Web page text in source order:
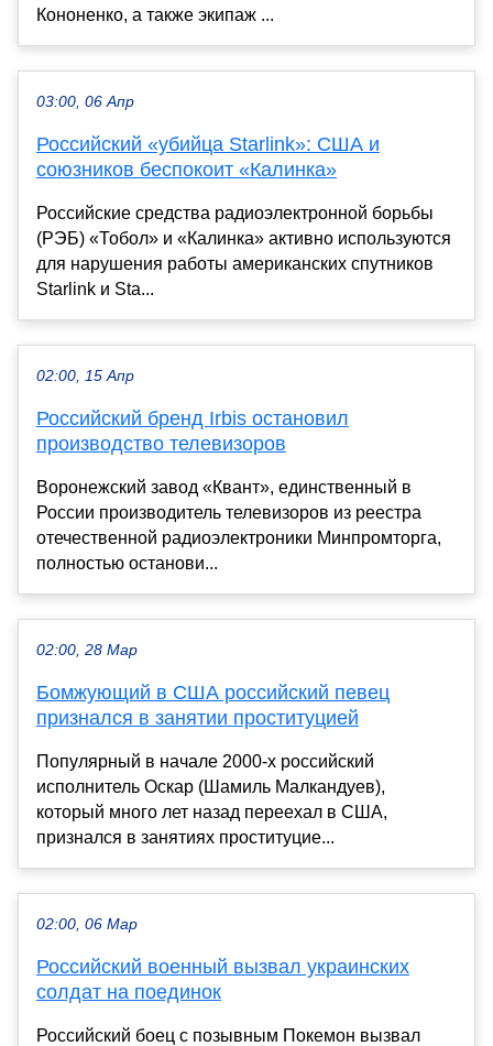
Кононенко, а также экипаж ...
03:00, 06 Апр
Российский «убийца Starlink»: США и
союзников беспокоит «Калинка»
Российские средства радиоэлектронной борьбы
(РЭБ) «Тобол» и «Калинка» активно используются
для нарушения работы американских спутников
Starlink и Sta...
02:00, 15 Апр
Российский бренд Irbis остановил
производство телевизоров
Воронежский завод «Квант», единственный в
России производитель телевизоров из реестра
отечественной радиоэлектроники Минпромторга,
полностью останови...
02:00, 28 Мар
Бомжующий в США российский певец
признался в занятии проституцией
Популярный в начале 2000-х российский
исполнитель Оскар (Шамиль Малкандуев),
который много лет назад переехал в США,
признался в занятиях проституцие...
02:00, 06 Мар
Российский военный вызвал украинских
солдат на поединок
Российский боец с позывным Покемон вызвал